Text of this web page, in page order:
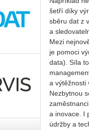
šetří díky
sběru dat z
a
Mezi
je pomoci
data). Síla
a výtěžnosti
Nezbytnou
a inovace. I
údržby a